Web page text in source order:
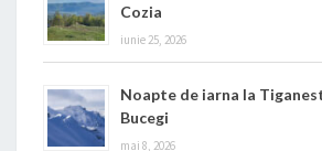
Cozia
iunie 25, 2026
Noapte de iarna la
Bucegi
mai 8, 2026